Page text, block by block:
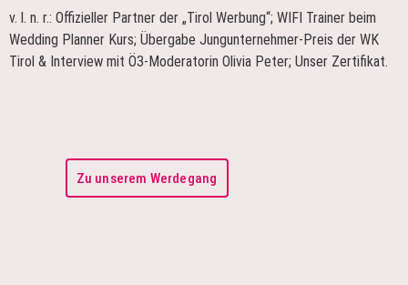
v. l. n. r.: Offizieller Partner der „Tirol Werbung“; WIFI Trainer beim
Wedding Planner Kurs; Übergabe Jungunternehmer-Preis der WK
Tirol & Interview mit Ö3-Moderatorin Olivia Peter; Unser Zertifikat.
Zu unserem Werdegang